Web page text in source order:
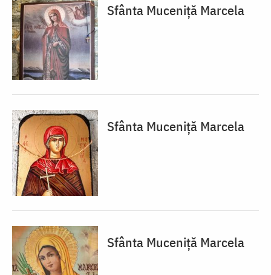
Sfânta Muceniță Marcela
Sfânta Muceniță Marcela
Sfânta Muceniță Marcela